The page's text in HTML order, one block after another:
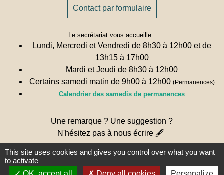
Contact par formulaire
Le secrétariat vous accueille :
Lundi, Mercredi et Vendredi de 8h30 à 12h00 et de
13h15 à 17h00
Mardi et Jeudi de 8h30 à 12h00
Certains samedi matin de 9h00 à 12h00 (Permanences)
Calendrier des samedis de permanences
Une remarque ? Une suggestion ?
N'hésitez pas à nous écrire 🖋
This site uses cookies and gives you control over what you want
to activate